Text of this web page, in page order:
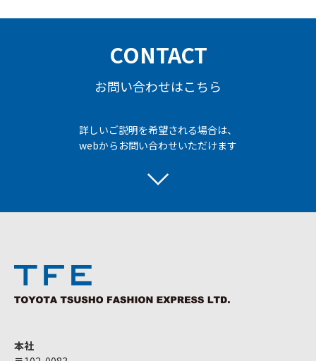
CONTACT
お問い合わせはこちら
詳しいご説明を希望される場合は、
webからお問い合わせいただけます
本社